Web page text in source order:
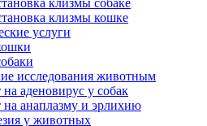
клизмы собаке
клизмы кошке
услуги
исследования животным
аденовирус у собак
анаплазму и эрлихию
у животных